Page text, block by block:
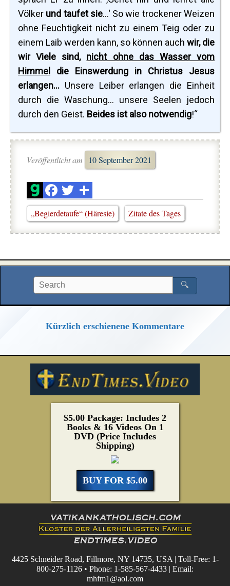
Völker und taufet sie...‘ So wie trockener Weizen
ohne Feuchtigkeit nicht zu einem Teig oder zu
einem Laib werden kann, so können auch wir, die
wir Viele sind, nicht ohne das Wasser vom
Himmel die Einswerdung in Christus Jesus
erlangen... Unsere Leiber erlangen die Einheit
durch die Waschung... unsere Seelen jedoch
durch den Geist. Beides ist also notwendig!“
Veröffentlicht am 10 September 2021
„Begierdetaufe“ (Häresie) Zitate des Tages
🔍
Kürzlich erschienene Kommentare
$5.00 Package: Includes 2
Books & 16 Videos On 1
DVD (Price Includes
Shipping)
BUY FOR $5.00
4425 Schneider Road, Fillmore, NY 14735, USA | Toll-Free: 1-
800-275-1126 • Phone: 1-585-567-4433 | Email:
mhfm1@aol.com